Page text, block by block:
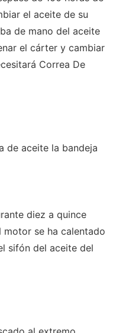
el aceite de su
de mano del aceite
el cárter y cambiar
Correa De
de aceite la bandeja
diez a quince
motor se ha calentado
sifón del aceite del